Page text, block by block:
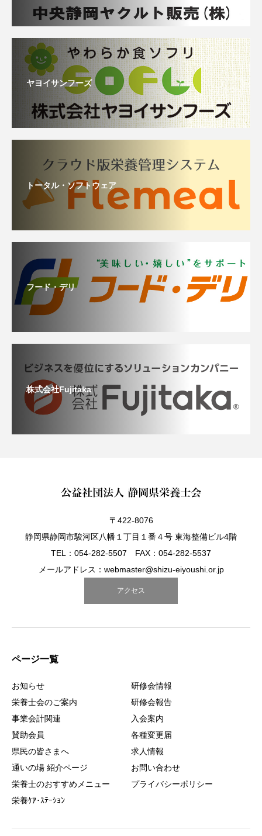
ヤヨイサンフーズ
トータル・ソフトウェア
フード・デリ
株式会社Fujitaka
〒422-8076
静岡県静岡市駿河区八幡１丁目１番４号 東海整備ビル4階
TEL：054-282-5507 FAX：054-282-5537
メールアドレス：webmaster@shizu-eiyoushi.or.jp
アクセス
ページ一覧
お知らせ
栄養士会のご案内
事業会計関連
賛助会員
県民の皆さまへ
通いの場 紹介ページ
栄養士のおすすめメニュー
栄養ｹｱ･ｽﾃｰｼｮﾝ
研修会情報
研修会報告
入会案内
各種変更届
求人情報
お問い合わせ
プライバシーポリシー